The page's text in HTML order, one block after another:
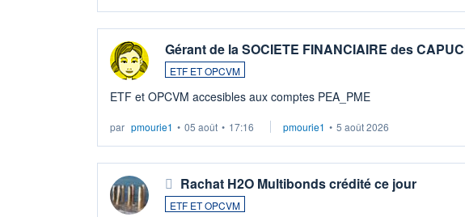
Gérant de la SOCIETE FINANCIAIRE des
ETF ET OPCVM
ETF et OPCVM accesibles aux comptes PEA_PME
par pmourie1 • 05 août • 17:16 pmourie1 • 5 août 2026
Rachat H2O Multibonds crédité ce jour
ETF ET OPCVM